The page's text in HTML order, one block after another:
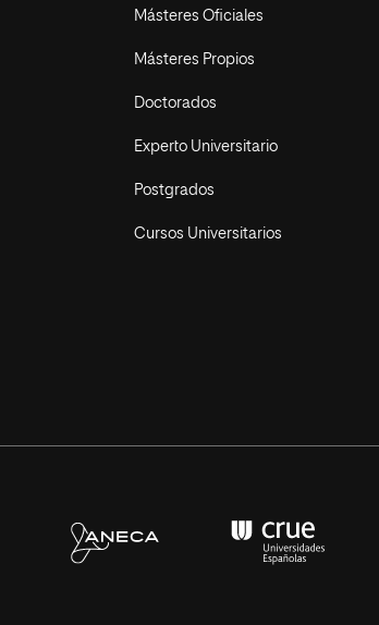
Másteres Oficiales
Másteres Propios
Doctorados
Experto Universitario
Postgrados
Cursos Universitarios